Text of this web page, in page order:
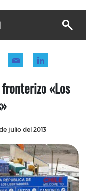
«Los
de julio del 2013